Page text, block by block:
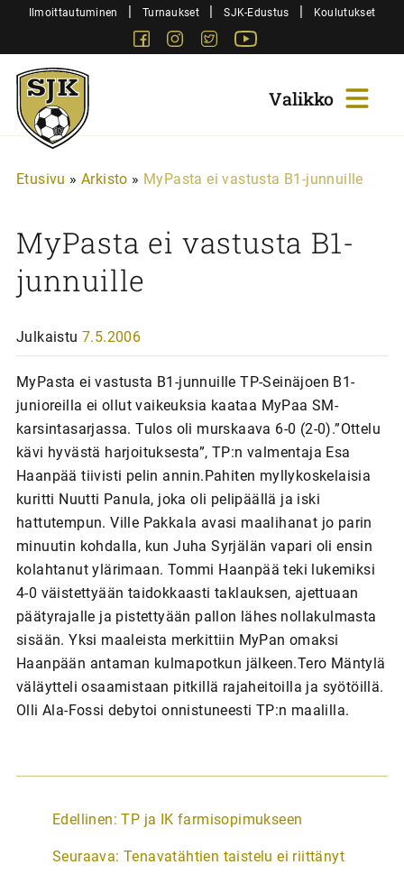
SiirryIlmoittautuminen | Turnaukset | SJK-Edustus | Koulutukset
FacebookInstagram
Twitter
Sjk-
Juniorit
Etusivu » Arkisto » MyPasta ei vastusta B1-junnuille
MyPasta ei vastusta B1-
junnuille
Julkaistu 7.5.2006
MyPasta ei vastusta B1-junnuille TP-Seinäjoen B1-
junioreilla ei ollut vaikeuksia kaataa MyPaa SM-
karsintasarjassa. Tulos oli murskaava 6-0 (2-0).”Ottelu
kävi hyvästä harjoituksesta”, TP:n valmentaja Esa
Haanpää tiivisti pelin annin.Pahiten myllykoskelaisia
kuritti Nuutti Panula, joka oli pelipäällä ja iski
hattutempun. Ville Pakkala avasi maalihanat jo parin
minuutin kohdalla, kun Juha Syrjälän vapari oli ensin
kolahtanut ylärimaan. Tommi Haanpää teki lukemiksi
4-0 väistettyään taidokkaasti taklauksen, ajettuaan
päätyrajalle ja pistettyään pallon lähes nollakulmasta
sisään. Yksi maaleista merkittiin MyPan omaksi
Haanpään antaman kulmapotkun jälkeen.Tero Mäntylä
väläytteli osaamistaan pitkillä rajaheitoilla ja syötöillä.
Olli Ala-Fossi debytoi onnistuneesti TP:n maalilla.
A
t
Edellinen: TP ja IK farmisopimukseen
Seuraava: Tenavatähtien taistelu ei riittänyt